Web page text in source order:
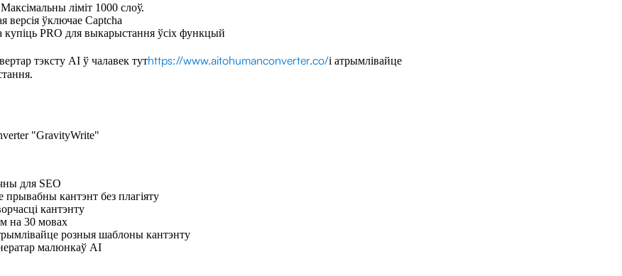
ліміт 1000 слоў.
версія ўключае Captcha
купіць PRO для выкарыстання ўсіх функцый
тэксту AI ў чалавек тутhttps://www.aitohumanconverter.co/і атрымлівайце
для SEO
прывабны кантэнт без плагіяту
кантэнту
на 30 мовах
розныя шаблоны кантэнту
малюнкаў AI